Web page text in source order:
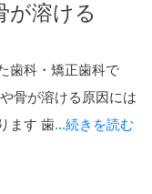
が溶ける
歯科・矯正歯科で
骨が溶ける原因には
ます 歯...続きを読む